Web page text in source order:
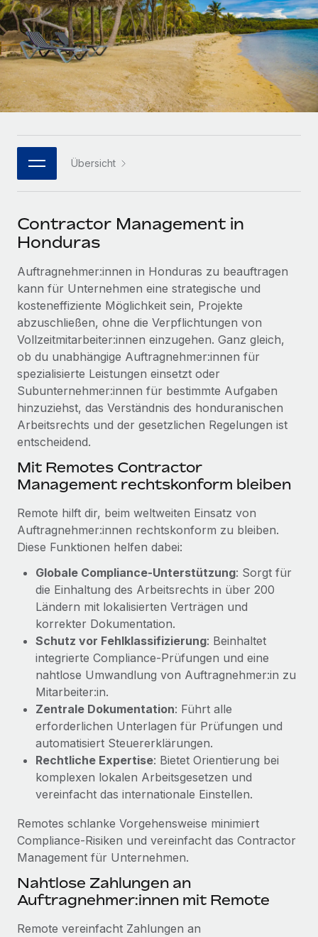
INFRASTRUKTUR
Remote Embedded
Nahtlose Integration der HR in bestehende Abläufe
Plattform
Integrierte HR-Kernfunktionen für dein Team
MCP
Integrationen
Tools
DIENSTLEISTUNGEN
Frag unsere Expert:innen
Hilfe von Expert:innen für globale HR & Compliance
Background-Checks
Einfacheres Bewerber:innen-Screening
Compliance Watchtower
Lückenlose Compliance
Geräteverwaltung
Globale Bereitstellung und Verfolgung von IT-
Geräten
Gründung von Niederlassungen
Schnelle, rechtssichere Gründung von
Niederlassungen
Mobilität und Relocation
Mühelose Relocation von Mitarbeiter:innen
Benefits
Mühelose Verwaltung von Benefits
Mittelstand
Maßgeschneiderte HR-Lösungen, um Teams zu
vergrößern
Enterprise
Globale HR für Konzerne und Großunternehmen
PARTNER WERDEN
Flexible Einbettung von Global-HR-Funktionen in deine
Partner werden
Remote Build
Beratung zu Integrationen und KI-Automatisierung
FALLSTUDIEN
So hat der KI-Vorreiter Weaviate sein Team mit
Remote um 120 % vergrößert
Weaviate auf einen Blick Weaviate entwickelt KI-basierte
Open-Source-Infrastrukturen. Das...
Mehr erfahren
Revolution des Enterprise Contractor
Managements – die Erfolgsgeschichte einer
globalen Content-Agentur mit Remote
Transformation einer weltweit erfolgreichen...
Mehr erfahren
LERNEN MIT REMOTE
Forschung und Leitfäden
Fallstudien
HR-Glossar
Bibliothek für Stellenbeschreibungen
Webinare
Events
Newsroom
Informationen zu Gehältern und Qualifikationen
Insights Center
Hol dir Unterstützung
Alle Ressourcen anzeigen
BLOG
EOR und PEO
Contractor Management
Den Blog erkunden
Neues zu Remote-Produkten: Integration mit
Gusto und Zero und Contractor Management
Plus
Auch im neuen Jahr wollen wir bei Remote Unternehmen
aller Größen dabei unterstützen, die beste...
Mehr erfahren
Wie Phiture 55 Mitarbeiter:innen in 19 Ländern
mit Remote verwaltet
Wachstumsberatung für mobile Apps. Das...
Mehr erfahren
Español
Italiano
Português (Portugal)
한국어 Übersicht
Contractor Management in
Honduras
Auftragnehmer:innen in Honduras zu beauftragen
kann für Unternehmen eine strategische und
kosteneffiziente Möglichkeit sein, Projekte
abzuschließen, ohne die Verpflichtungen von
Vollzeitmitarbeiter:innen einzugehen. Ganz gleich,
ob du unabhängige Auftragnehmer:innen für
spezialisierte Leistungen einsetzt oder
Subunternehmer:innen für bestimmte Aufgaben
hinzuziehst, das Verständnis des honduranischen
Arbeitsrechts und der gesetzlichen Regelungen ist
entscheidend.
Mit Remotes Contractor
Management rechtskonform bleiben
Remote hilft dir, beim weltweiten Einsatz von
Auftragnehmer:innen rechtskonform zu bleiben.
Diese Funktionen helfen dabei:
Globale Compliance-Unterstützung: Sorgt für
die Einhaltung des Arbeitsrechts in über 200
Ländern mit lokalisierten Verträgen und
korrekter Dokumentation.
Schutz vor Fehlklassifizierung: Beinhaltet
integrierte Compliance-Prüfungen und eine
nahtlose Umwandlung von Auftragnehmer:in zu
Mitarbeiter:in.
Zentrale Dokumentation: Führt alle
erforderlichen Unterlagen für Prüfungen und
automatisiert Steuererklärungen.
Rechtliche Expertise: Bietet Orientierung bei
komplexen lokalen Arbeitsgesetzen und
vereinfacht das internationale Einstellen.
Remotes schlanke Vorgehensweise minimiert
Compliance-Risiken und vereinfacht das Contractor
Management für Unternehmen.
Nahtlose Zahlungen an
Auftragnehmer:innen mit Remote
Remote vereinfacht Zahlungen an